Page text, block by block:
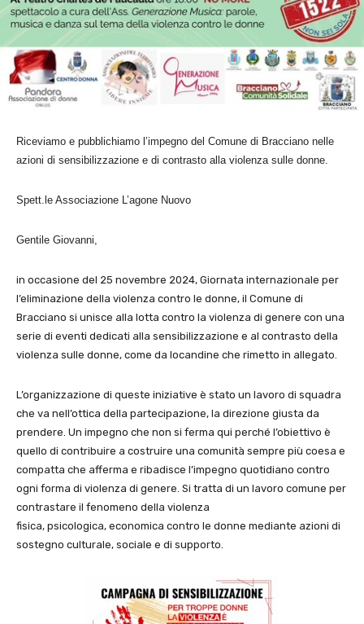
Riceviamo e pubblichiamo l’impegno del Comune di Bracciano nelle
azioni di sensibilizzazione e di contrasto alla violenza sulle donne.
Spett.le Associazione L’agone Nuovo
Gentile Giovanni,
in occasione del 25 novembre 2024, Giornata internazionale per
l’eliminazione della violenza contro le donne, il Comune di
Bracciano si unisce alla lotta contro la violenza di genere con una
serie di eventi dedicati alla sensibilizzazione e al contrasto della
violenza sulle donne, come da locandine che rimetto in allegato.
L’organizzazione di queste iniziative è stato un lavoro di squadra
che va nell’ottica della partecipazione, la direzione giusta da
prendere. Un impegno che non si ferma qui perché l’obiettivo è
quello di contribuire a costruire una comunità sempre più coesa e
compatta che afferma e ribadisce l’impegno quotidiano contro
ogni forma di violenza di genere. Si tratta di un lavoro comune per
contrastare il fenomeno della violenza
fisica, psicologica, economica contro le donne mediante azioni di
sostegno culturale, sociale e di supporto.